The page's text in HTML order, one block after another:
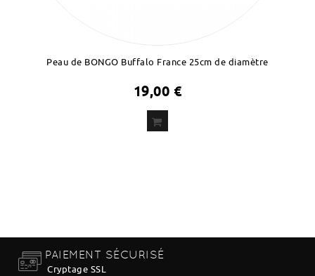
Peau de BONGO Buffalo France 25cm de diamètre
19,00 €
PAIEMENT SÉCURISÉ
Cryptage SSL